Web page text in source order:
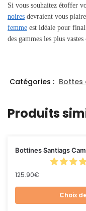
Si vous souhaitez étoffer
noires devraient vous
femme est idéale pour
des gammes les plus vastes
Catégories : Bottes
Produits
Bottines Santiags
125.90€
Choix